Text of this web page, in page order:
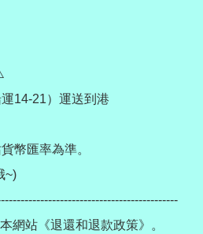
14-21）運送到港
幣匯率為準。
~)
網站《退還和退款政策》。